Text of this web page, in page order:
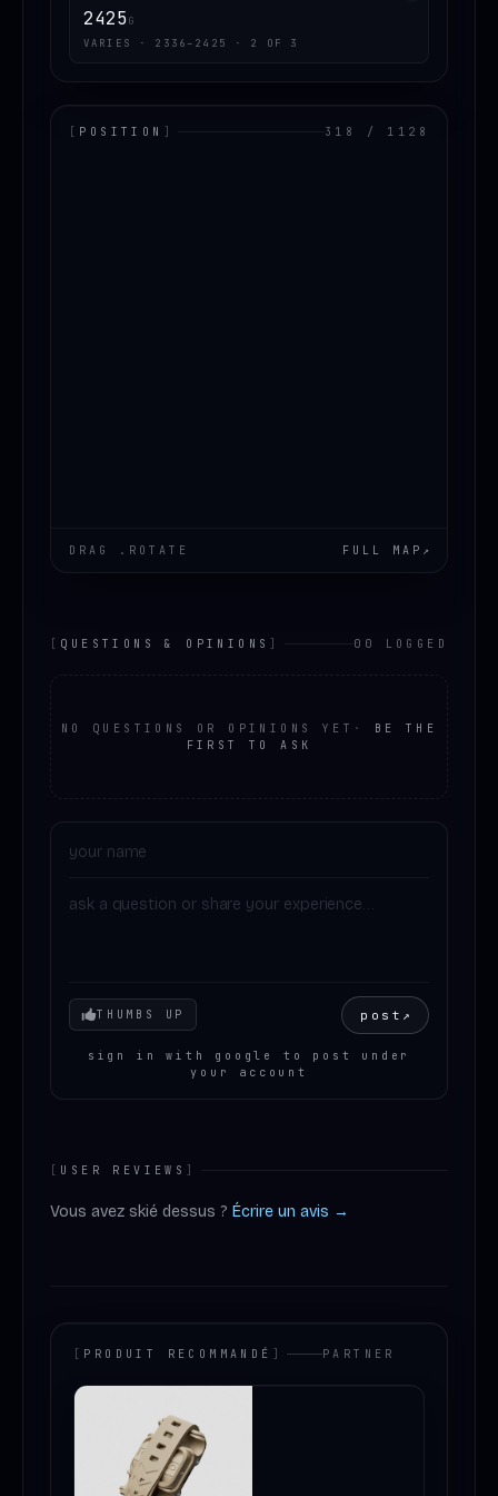
2425G
VARIES · 2336–2425 · 2 OF 3
[ POSITION ] 318 / 1128
DRAG .ROTATE FULL MAP ↗
[ QUESTIONS & OPINIONS ] 00 LOGGED
NO QUESTIONS OR OPINIONS YET ·
BE THE
FIRST TO ASK
Your mood
THUMBS UP post ↗
sign in with google to post under
your account
[ USER REVIEWS ]
Vous avez skié dessus ? Écrire un avis →
[ PRODUIT RECOMMANDÉ ] PARTNER